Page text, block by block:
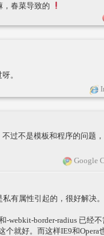
，春菜导致的
。
过不是模板和程序的问题
Google
有属性引起的，很好解决
-webkit-border-radius 已经
个就好。而这样IE9和Opera